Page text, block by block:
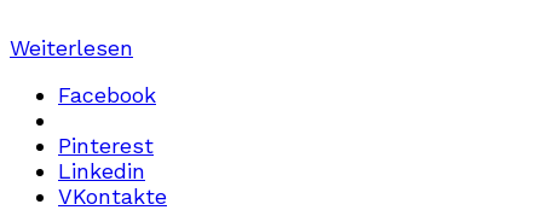
Weiterlesen
Facebook
Pinterest
Linkedin
VKontakte